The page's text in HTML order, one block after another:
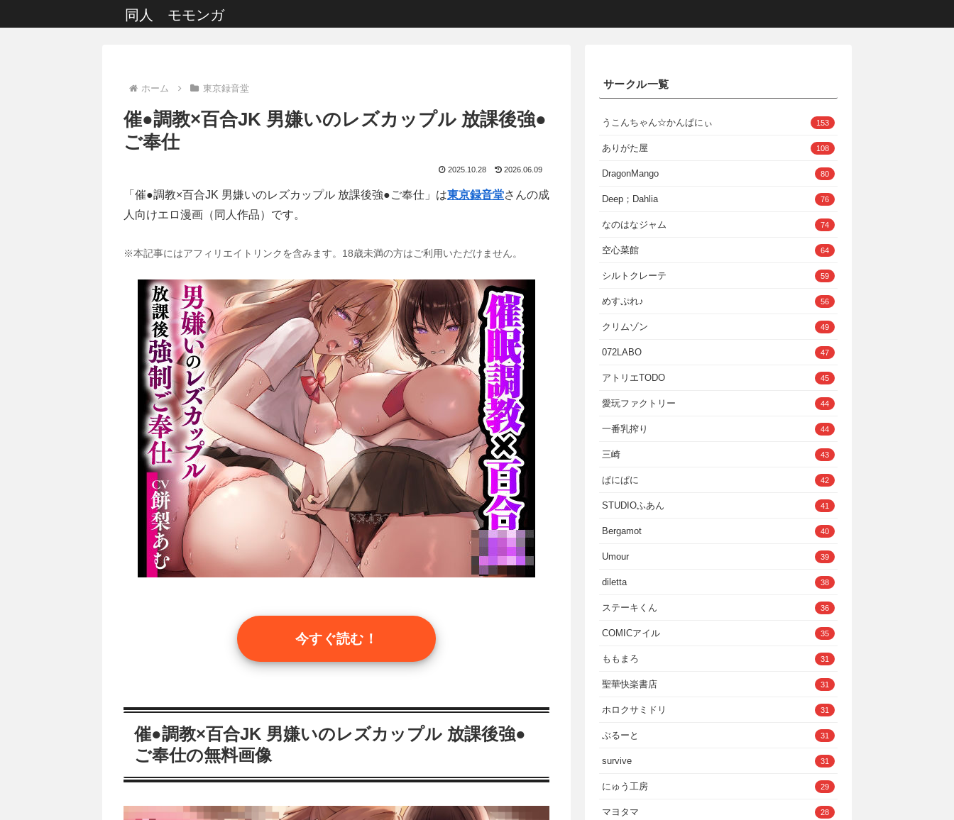
同人 モモンガ
ホーム 東京録音堂
催●調教×百合JK 男嫌いのレズカップル 放課後強●
ご奉仕
2025.10.28 2026.06.09
「催●調教×百合JK 男嫌いのレズカップル 放課後強●ご奉仕」は東京録音堂さんの成
人向けエロ漫画（同人作品）です。
※本記事にはアフィリエイトリンクを含みます。18歳未満の方はご利用いただけません。
今すぐ読む！
催●調教×百合JK 男嫌いのレズカップル 放課後強●
ご奉仕の無料画像
サークル一覧
うこんちゃん☆かんぱにぃ 153
ありがた屋 108
DragonMango 80
Deep；Dahlia 76
なのはなジャム 74
空心菜館 64
シルトクレーテ 59
めすぷれ♪ 56
クリムゾン 49
072LABO 47
アトリエTODO 45
愛玩ファクトリー 44
一番乳搾り 44
三崎 43
ぱにぱに 42
STUDIOふあん 41
Bergamot 40
Umour 39
diletta 38
ステーキくん 36
COMICアイル 35
ももまろ 31
聖華快楽書店 31
ホロクサミドリ 31
ぶるーと 31
survive 31
にゅう工房 29
マヨタマ 28